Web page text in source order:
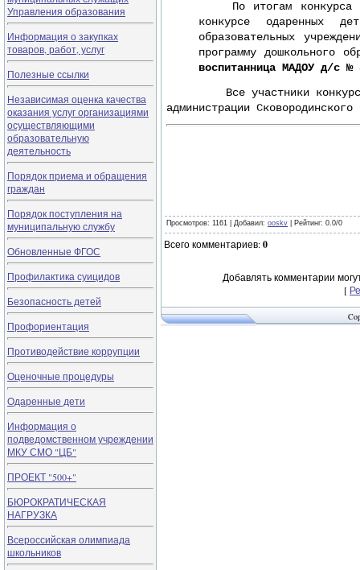
Управления образования
Информация о закупках
товаров, работ, услуг
Полезные ссылки
Независимая оценка качества
оказания услуг организациями
осуществляющими
образовательную
деятельность
Порядок приема и обращения
граждан
Порядок поступления на
муниципальную службу
Обновленные ФГОС
Профилактика суицидов
Безопасность детей
Профориентация
Противодействие коррупции
Оценочные процедуры
Одаренные дети
Информация о
подведомственном учреждении
МКУ СМО "ЦБ"
ПРОЕКТ "500+"
БЮРОКРАТИЧЕСКАЯ
НАГРУЗКА
Всероссийская олимпиада
школьников
По итогам конкурса
конкурсе одаренных
образовательных
программу дошкольного
воспитанница МАДОУ д/с
Все участники конкурса
администрации
Просмотров: 1161 | Добавил: ooskv Рейтинг: 0.0/0
Всего комментариев:0
Добавлять комментарии
[